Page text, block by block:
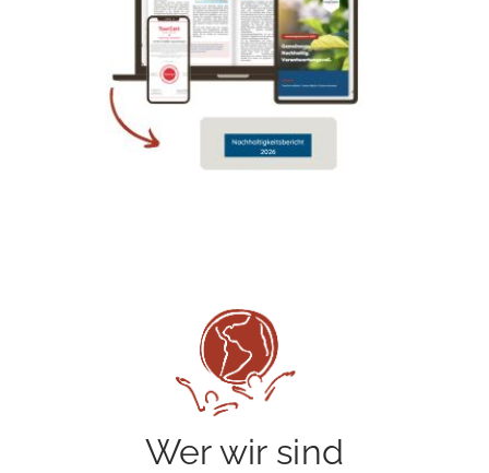
Wer wir sind